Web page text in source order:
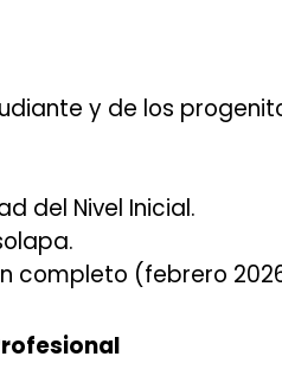
y de los
del Nivel Inicial.
completo (febrero